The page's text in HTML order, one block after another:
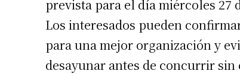
prevista para el día miércoles 27
Los interesados pueden
para una mejor organización y
desayunar antes de concurrir